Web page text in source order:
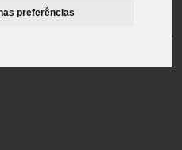
preferências
no ENTER para pesquisar e